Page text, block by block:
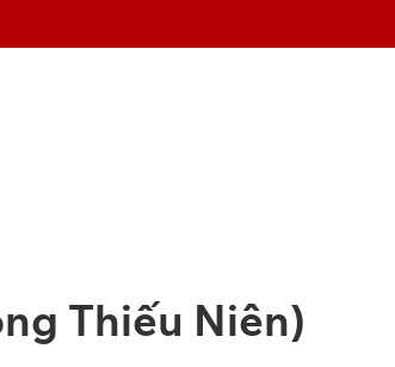
Thiếu Niên)